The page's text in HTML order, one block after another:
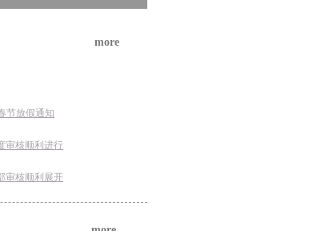
more
节放假通知
审核顺利进行
审核顺利展开